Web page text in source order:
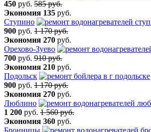
450 руб. 585 руб.
Экономия 135 руб.
Ступино
900 руб. 1 170 руб.
Экономия 270 руб.
Орехово-Зуево
700 руб. 910 руб.
Экономия 210 руб.
Подольск
900 руб. 1 170 руб.
Экономия 270 руб.
Люблино
1 200 руб. 1 560 руб.
Экономия 360 руб.